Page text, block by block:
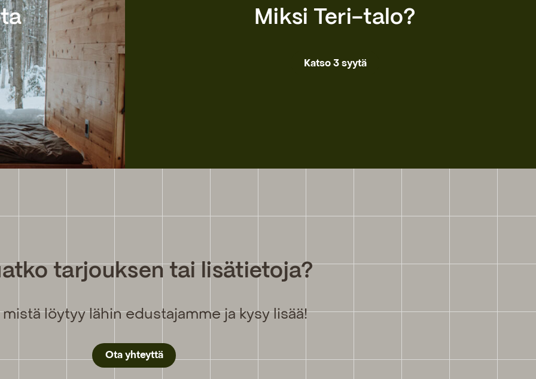
Miksi Teri-talo?
Katso 3 syytä
tarjouksen tai lisätietoja?
löytyy lähin edustajamme ja kysy lisää!
Ota yhteyttä